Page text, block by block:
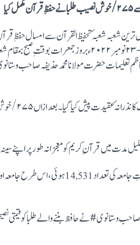
نصیب طلبا کی دوسری مجلس ِتکمیل حفظ قرآن کریم مورخہ ۲۸/ ربیع الثانی
تعلیمات حضرت مولانا محمد حذیفہ صاحب
تدویر اًتلاوتِ
اب تک جامعہ سے سند فضیلت حاصل کرنے والے حفاظ کی تعداد
وستانوی# نے حافظ بننے والے طلبا کو قیمتی